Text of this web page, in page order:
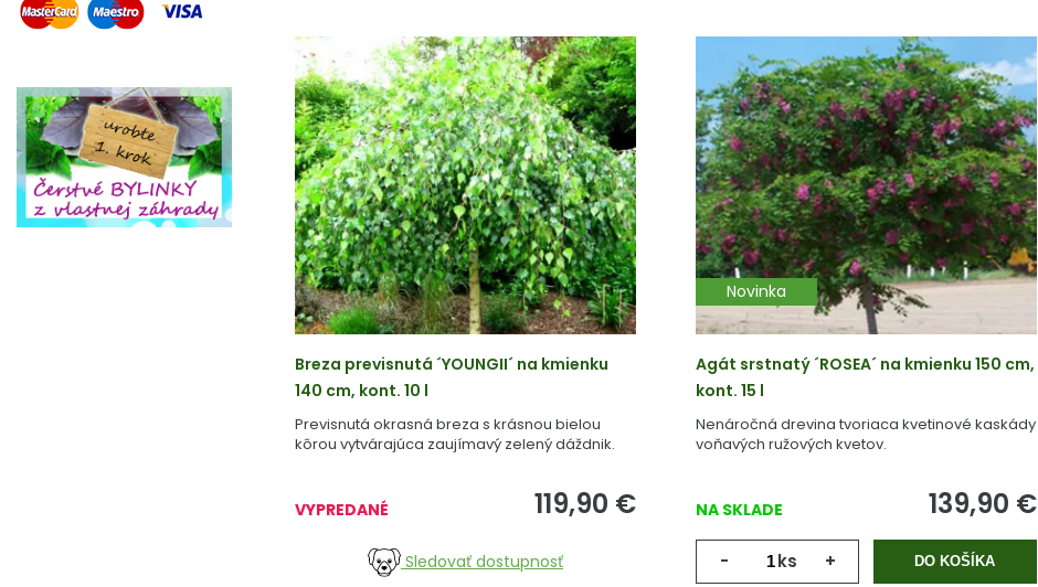
Breza previsnutá ´YOUNGII´ na kmienku
140 cm, kont. 10 l
Previsnutá okrasná breza s krásnou bielou
kôrou vytvárajúca zaujímavý zelený dáždnik.
VYPREDANÉ 119,90 €
Sledovať dostupnosť
Novinka
Agát srstnatý ´ROSEA´ na kmienku 150 cm,
kont. 15 l
Nenáročná drevina tvoriaca kvetinové kaskády
voňavých ružových kvetov.
NA SKLADE 139,90 €
- ks + DO KOŠÍKA